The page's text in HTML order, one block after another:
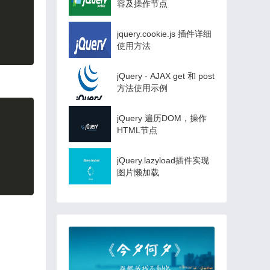
容及操作节点
jquery.cookie.js 插件详细
使用方法
jQuery - AJAX get 和 post
方法使用示例
jQuery 遍历DOM，操作
HTML节点
jQuery.lazyload插件实现
图片懒加载